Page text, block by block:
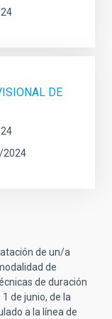
DE
2024
de un/a
de
de duración
de junio, de la
a la línea de